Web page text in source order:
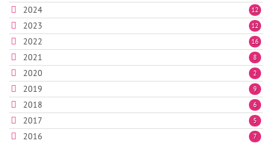
2024 12
2023 12
2022 16
2021 8
2020 2
2019 9
2018 6
2017 5
2016 7